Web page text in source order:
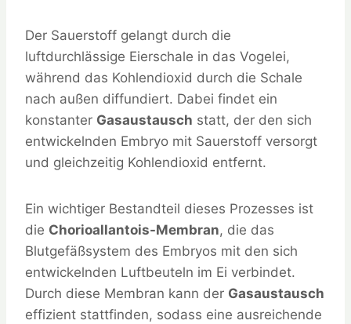
Der Sauerstoff gelangt durch die
luftdurchlässige Eierschale in das Vogelei,
während das Kohlendioxid durch die Schale
nach außen diffundiert. Dabei findet ein
konstanter Gasaustausch statt, der den sich
entwickelnden Embryo mit Sauerstoff versorgt
und gleichzeitig Kohlendioxid entfernt.
Ein wichtiger Bestandteil dieses Prozesses ist
die Chorioallantois-Membran, die das
Blutgefäßsystem des Embryos mit den sich
entwickelnden Luftbeuteln im Ei verbindet.
Durch diese Membran kann der Gasaustausch
effizient stattfinden, sodass eine ausreichende